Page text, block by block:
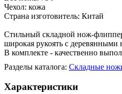
Чехол: кожа
Страна изготовитель: Китай
Стильный складной нож-
широкая рукоять с деревянными
В комплекте - качественно
Разделы каталога: Складные
Характеристики